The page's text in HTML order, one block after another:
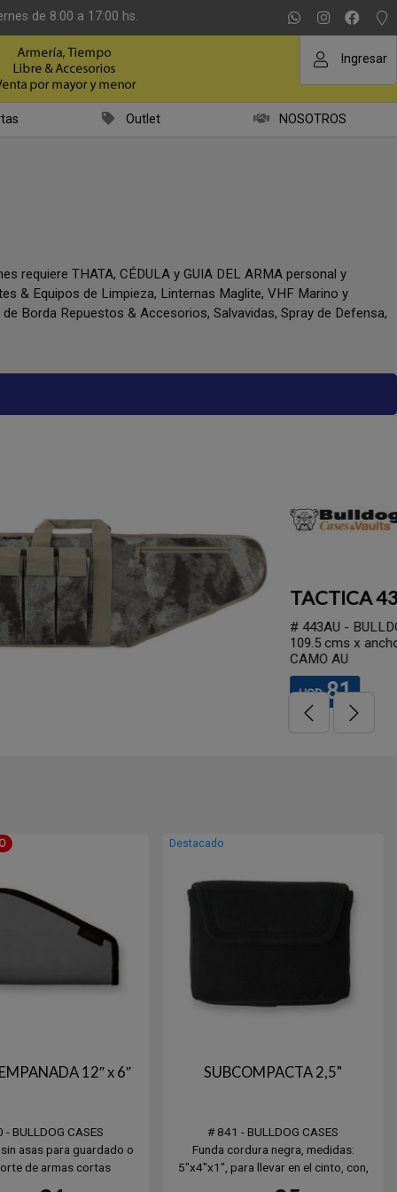
de 8:00 a 17:00 hs.
Ingresar
Outlet NOSOTROS
requiere THATA, CÉDULA y GUIA DEL ARMA personal y
& Equipos de Limpieza, Linternas Maglite, VHF Marino y
Borda Repuestos & Accesorios, Salvavidas, Spray de Defensa,
Assault Extreme Atacs AU, acolchado de 6 cms, largo 43" -
4 porta cargadores, cierre lateral porta acc., incluye correa,
12″ x 6″
- BULLDOG CASES
asas para guardado o
de armas cortas
Destacado
SUBCOMPACTA 2,5"
# 841 - BULLDOG CASES
Funda cordura negra, medidas:
5"x4"x1", para llevar en el cinto, con,